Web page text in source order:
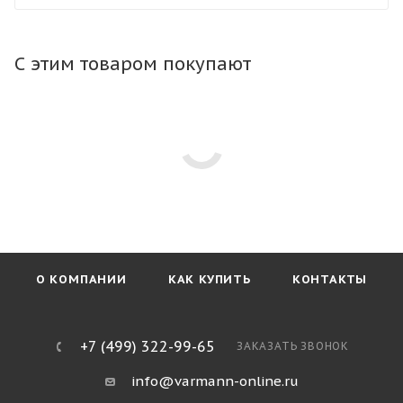
С этим товаром покупают
О КОМПАНИИ КАК КУПИТЬ КОНТАКТЫ
+7 (499) 322-99-65 ЗАКАЗАТЬ ЗВОНОК
info@varmann-online.ru